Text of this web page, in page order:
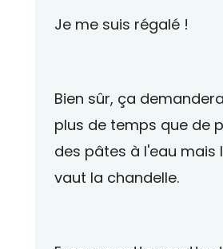
Je me suis régalé !
Bien sûr, ça
plus de temps que de
des pâtes à l'eau mais
vaut la chandelle.